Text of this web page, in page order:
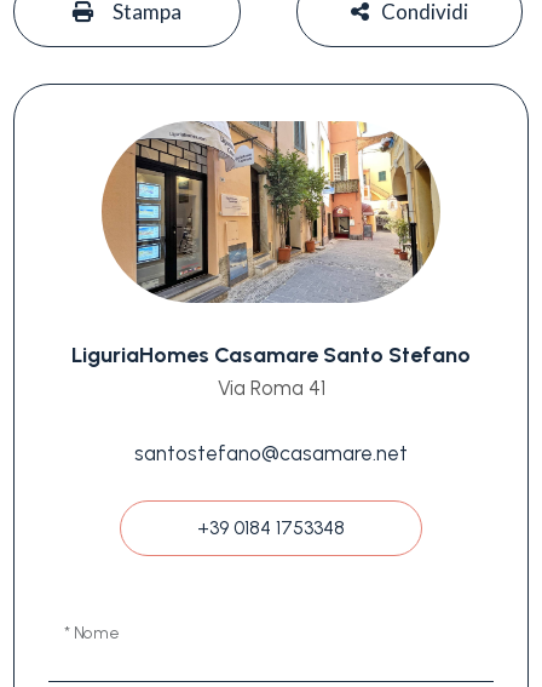
Stampa Condividi
LiguriaHomes Casamare Santo Stefano
Via Roma 41
santostefano@casamare.net
+39 0184 1753348
* Nome